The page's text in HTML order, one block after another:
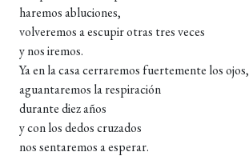
haremos abluciones,
volveremos a escupir otras tres veces
y nos iremos.
Ya en la casa cerraremos fuertemente los ojos,
aguantaremos la respiración
durante diez años
y con los dedos cruzados
nos sentaremos a esperar.